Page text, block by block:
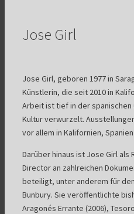
Jose Girl
Jose Girl, geboren 1977 in
Künstlerin, die seit 2010 in
Arbeit ist tief in der spanischen
Kultur verwurzelt.
vor allem in Kalifornien,
Darüber hinaus ist Jose Girl als
Director an zahlreichen
beteiligt, unter anderem für
Bunbury. Sie veröffentlichte
Aragonés Errante (2006),